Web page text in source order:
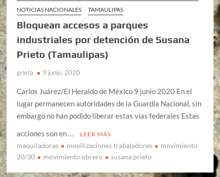
NOTICIAS NACIONALES
TAMAULIPAS
Bloquean accesos a parques
industriales por detención de Susana
Prieto (Tamaulipas)
grieta 9 junio, 2020
Carlos Juárez/El Heraldo de México 9 junio 2020 En el
lugar permanecen autoridades de la Guardia Nacional, sin
embargo no han podido liberar estas vías federales Estas
acciones son en …
LEER MÁS
maquiladoras movilizaciones trabajadores
movimiento
20/30
movimiento obrero susana prieto